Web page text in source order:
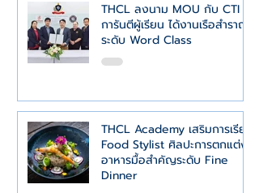
THCL ลงนาม MOU กับ CTI
การันตีผู้เรียน ได้งานเรือสำราญ
ระดับ Word Class
​THCL Academy เสริมการเรียน
Food Stylist ศิลปะการตกแต่ง
อาหารมื้อสำคัญระดับ Fine
Dinner